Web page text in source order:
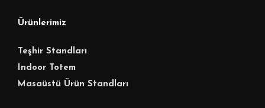
Ürünlerimiz
Teşhir Standları
Indoor Totem
Masaüstü Ürün Standları